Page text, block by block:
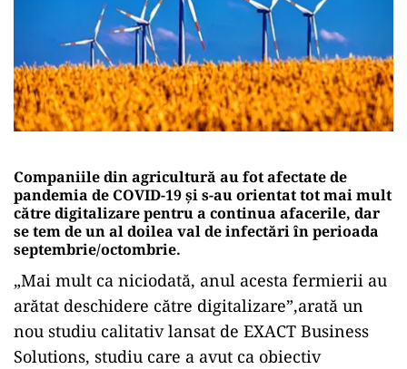
Companiile din agricultură au fot afectate de
pandemia de COVID-19 și s-au orientat tot mai mult
către digitalizare pentru a continua afacerile, dar
se tem de un al doilea val de infectări în perioada
septembrie/octombrie.
„Mai mult ca niciodată, anul acesta fermierii au
arătat deschidere către digitalizare”,arată un
nou studiu calitativ lansat de EXACT Business
Solutions, studiu care a avut ca obiectiv